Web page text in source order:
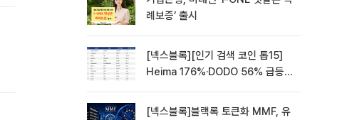
례보증’ 출시
[넥스블록][인기 검색 코인 톱15]
Heima 176%·DODO 56% 급등…
[넥스블록]블랙록 토큰화 MMF, 유